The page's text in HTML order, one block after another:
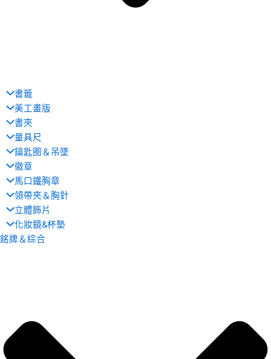
書籤
美工畫版
書夾
量具尺
鑰匙圈＆吊墜
徽章
馬口鐵胸章
領帶夾＆胸針
立體飾片
化妝鏡&杯墊
銘牌＆綜合